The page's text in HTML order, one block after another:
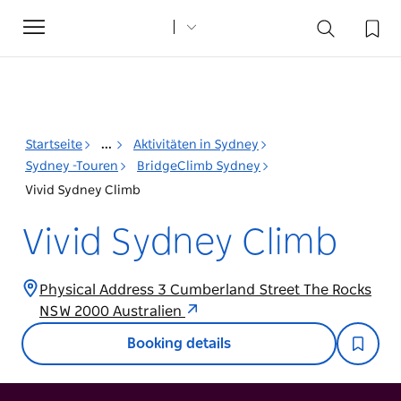
Toggle
navigation
Startseite ...
Aktivitäten in Sydney
Sydney -Touren
BridgeClimb Sydney
Vivid Sydney Climb
Vivid Sydney Climb
Physical Address 3 Cumberland Street The Rocks
NSW 2000 Australien
Booking details